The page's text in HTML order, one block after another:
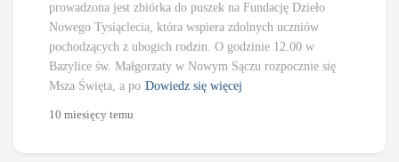
prowadzona jest zbiórka do puszek na Fundację Dzieło
Nowego Tysiąclecia, która wspiera zdolnych uczniów
pochodzących z ubogich rodzin. O godzinie 12.00 w
Bazylice św. Małgorzaty w Nowym Sączu rozpocznie się
Msza Święta, a po Dowiedz się więcej
10 miesięcy temu